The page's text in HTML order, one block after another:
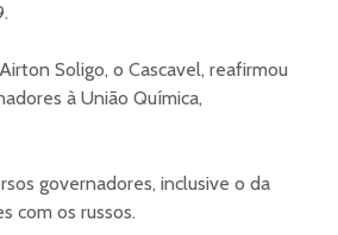
Soligo, o Cascavel, reafirmou
à União Química,
governadores, inclusive o da
com os russos.